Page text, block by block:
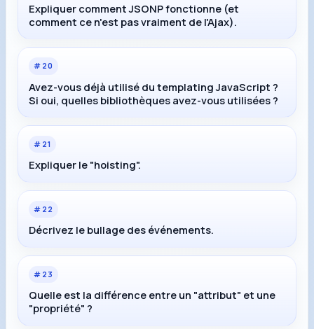
Expliquer comment JSONP fonctionne (et
comment ce n'est pas vraiment de l'Ajax).
# 20
Avez-vous déjà utilisé du templating JavaScript ?
Si oui, quelles bibliothèques avez-vous utilisées ?
# 21
Expliquer le "hoisting".
# 22
Décrivez le bullage des événements.
# 23
Quelle est la différence entre un "attribut" et une
"propriété" ?